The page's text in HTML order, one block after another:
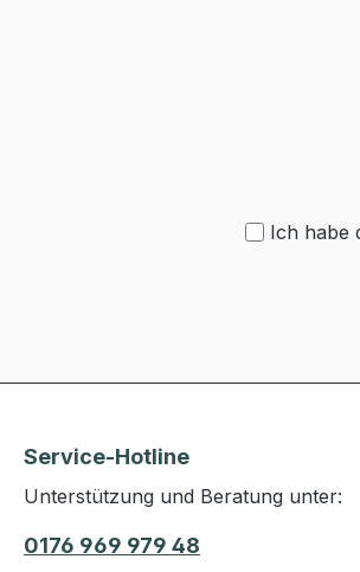
Ich habe
Service-Hotline
Unterstützung und Beratung unter:
0176 969 979 48